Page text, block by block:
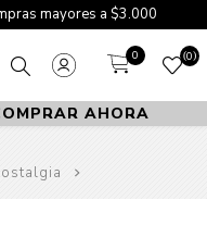
mayores a $3.000
0 0
AHORA